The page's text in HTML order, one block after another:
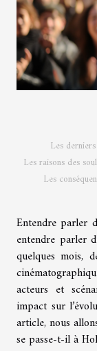
Les
Les raisons des
Les
Entendre parler
entendre parler
quelques mois,
acteurs et
impact sur
article, nous
se passe-t-il à